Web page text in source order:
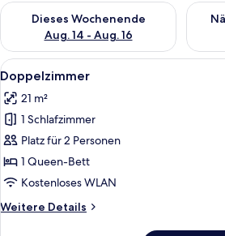
Dieses Wochenende
Aug. 14 - Aug. 16
Überprüfe die Verfügbarkeit für
Alle
Fotos
für
Doppelzimmer
anzeigen
Ein
5
Doppelzimmer
21 m²
1 Schlafzimmer
Platz für 2 Personen
1 Queen-Bett
Kostenloses WLAN
Weitere Details
Weitere